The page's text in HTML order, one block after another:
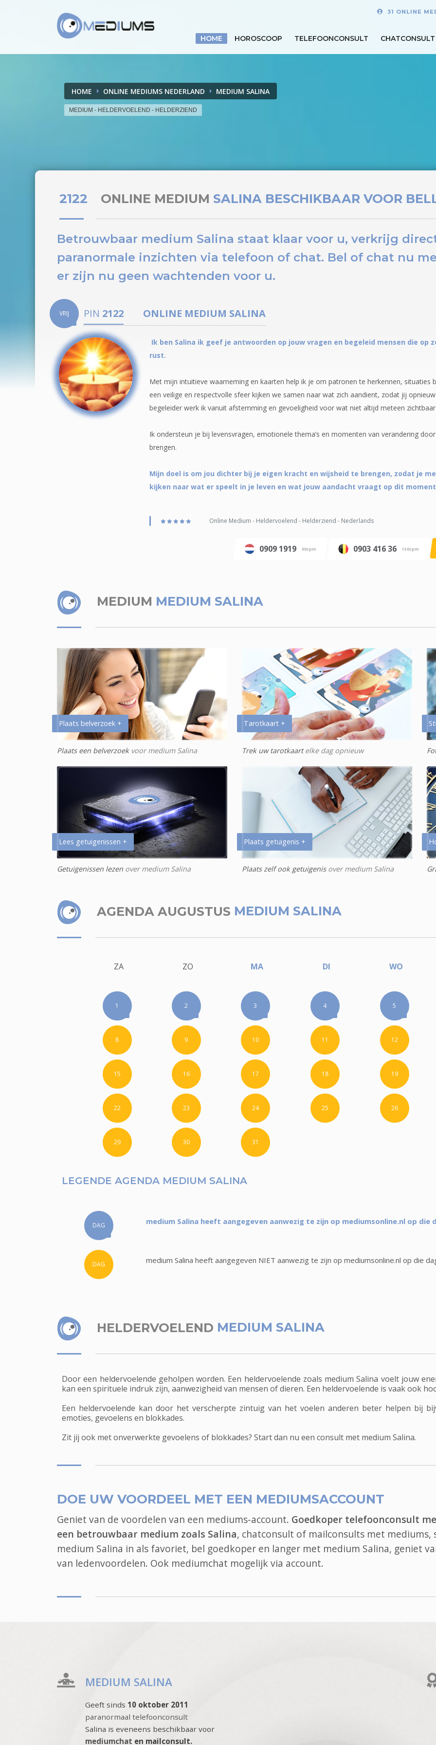
31 ONLINE
HOME HOROSCOOP TELEFOONCONSULT CHATCONSULT
HOME ONLINE MEDIUMS NEDERLAND MEDIUM SALINA
MEDIUM - HELDERVOELEND - HELDERZIEND
2122 ONLINE MEDIUM SALINA BESCHIKBAAR VOOR
Betrouwbaar medium Salina staat klaar voor u, verkrijg
paranormale inzichten via telefoon of chat. Bel of chat nu
er zijn nu geen wachtenden voor u.
VRIJ PIN 2122 ONLINE MEDIUM SALINA
Ik ben Salina ik geef je antwoorden op jouw vragen en begeleid mensen die op
rust.
Met mijn intuitieve waarneming en kaarten help ik je om patronen te herkennen, situaties
een veilige en respectvolle sfeer kijken we samen naar wat zich aandient, zodat jij
begeleider werk ik vanuit afstemming en gevoeligheid voor wat niet altijd meteen zichtbaar
Ik ondersteun je bij levensvragen, emotionele thema’s en momenten van verandering
brengen.
Mijn doel is om jou dichter bij je eigen kracht en wijsheid te brengen, zodat je
kijken naar wat er speelt in je leven en wat jouw aandacht vraagt op dit
Online Medium - Heldervoelend - Helderziend - Nederlands
0909 1919 90cpm 0903 416 36 150cpm
MEDIUM MEDIUM SALINA
Plaats belverzoek +
Plaats een belverzoekvoor medium Salina
Tarotkaart +
Trek uw tarotkaartelke dag opnieuw
Lees getuigenissen +
Getuigenissen lezen over medium Salina
Plaats getuigenis +
Plaats zelf ook getuigenisover medium Salina
AGENDA AUGUSTUS MEDIUM SALINA
ZA ZO MA DI WO
1 2 3 4 5
8 9 10 11 12
15 16 17 18 19
22 23 24 25 26
29 30 31
LEGENDE AGENDA MEDIUM SALINA
DAG medium Salina heeft aangegeven aanwezig te zijn op mediumsonline.nl op die
DAG medium Salina heeft aangegeven NIET aanwezig te zijn op mediumsonline.nl op die
HELDERVOELEND MEDIUM SALINA
Door een heldervoelende geholpen worden. Een heldervoelende zoals medium Salina voelt jouw
kan een spirituele indruk zijn, aanwezigheid van mensen of dieren. Een heldervoelende is vaak ook
Een heldervoelende kan door het verscherpte zintuig van het voelen anderen beter helpen bij
emoties, gevoelens en blokkades.
Zit jij ook met onverwerkte gevoelens of blokkades? Start dan nu een consult met medium Salina.
DOE UW VOORDEEL MET EEN MEDIUMSACCOUNT
Geniet van de voordelen van een mediums-account. Goedkoper telefoonconsult
een betrouwbaar medium zoals Salina, chatconsult of mailconsults met mediums,
medium Salina in als favoriet, bel goedkoper en langer met medium Salina, geniet
van ledenvoordelen. Ook mediumchat mogelijk via account.
MEDIUM SALINA
Geeft sinds 10 oktober 2011
paranormaal telefoonconsult
Salina is eveneens beschikbaar voor
mediumchat en mailconsult.